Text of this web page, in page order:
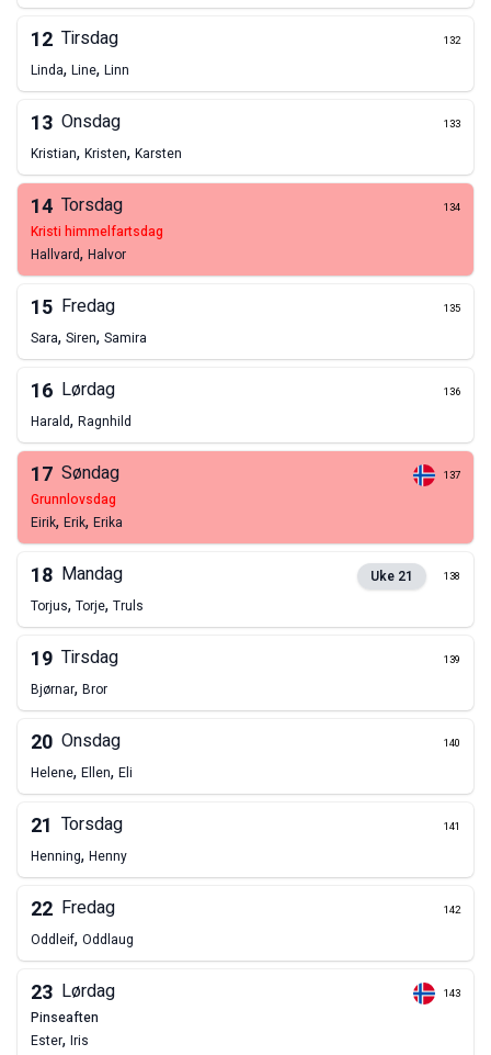
12 Tirsdag 132
Linda, Line, Linn
13 Onsdag 133
Kristian, Kristen, Karsten
14 Torsdag 134
kristi himmelfartsdag
Hallvard, Halvor
15 Fredag 135
Sara, Siren, Samira
16 Lørdag 136
Harald, Ragnhild
17 Søndag 137
grunnlovsdag
Eirik, Erik, Erika
18 Mandag Uke 21 138
Torjus, Torje, Truls
19 Tirsdag 139
Bjørnar, Bror
20 Onsdag 140
Helene, Ellen, Eli
21 Torsdag 141
Henning, Henny
22 Fredag 142
Oddleif, Oddlaug
23 Lørdag 143
pinseaften
Ester, Iris